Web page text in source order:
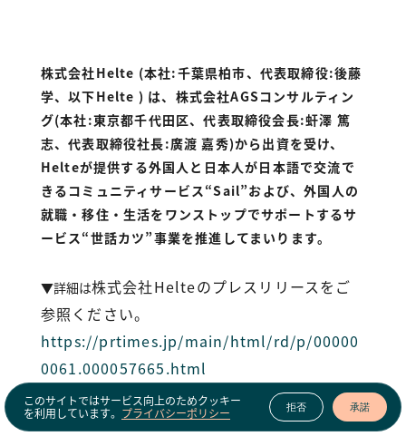
株式会社Helte (本社：千葉県柏市、代表取締役：後藤
学、以下Helte ) は、株式会社AGSコンサルティン
グ（本社：東京都千代田区、代表取締役会長：虷澤 篤
志、代表取締役社長：廣渡 嘉秀）から出資を受け、
Helteが提供する外国人と日本人が日本語で交流で
きるコミュニティサービス“Sail”および、外国人の
就職・移住・生活をワンストップでサポートするサ
ービス“世話カツ”事業を推進してまいります。
▼詳細は株式会社Helteのプレスリリースをご
参照ください。
https://prtimes.jp/main/html/rd/p/00000
0061.000057665.html
このサイトではサービス向上のためクッキー
を利用しています。 プライバシーポリシー 拒否 承諾